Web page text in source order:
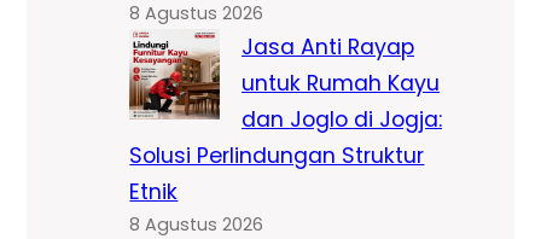
8 Agustus 2026
Jasa Anti Rayap
untuk Rumah Kayu
dan Joglo di Jogja:
Solusi Perlindungan Struktur
Etnik
8 Agustus 2026